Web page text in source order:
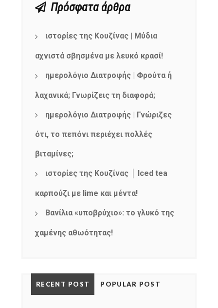
Πρόσφατα άρθρα
ιστορίες της Κουζίνας | Μύδια
αχνιστά σβησμένα με λευκό κρασί!
ημερολόγιο Διατροφής | Φρούτα ή
λαχανικά; Γνωρίζεις τη διαφορά;
ημερολόγιο Διατροφής | Γνώριζες
ότι, το πεπόνι περιέχει πολλές
βιταμίνες;
ιστορίες της Κουζίνας │ Iced tea
καρπούζι με lime και μέντα!
Βανίλια «υποβρύχιο»: το γλυκό της
χαμένης αθωότητας!
RECENT POST POPULAR POST